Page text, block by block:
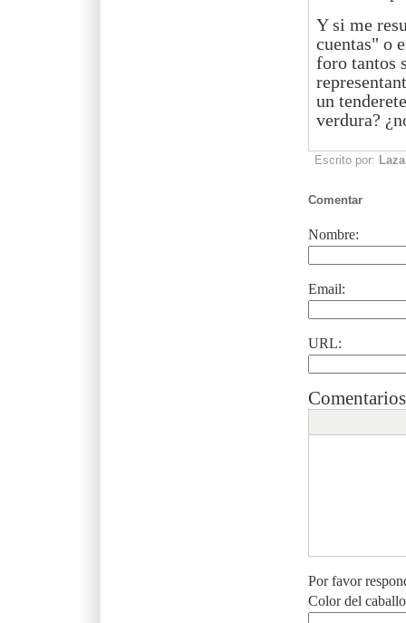
Y si me
cuentas" o
foro tantos
un
verdura?
Escrito por:
Comentar
Nombre:
Email:
URL:
Por favor
Color del